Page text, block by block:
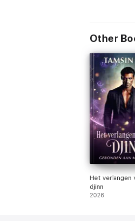
Other
Het verlangen
djinn
2026